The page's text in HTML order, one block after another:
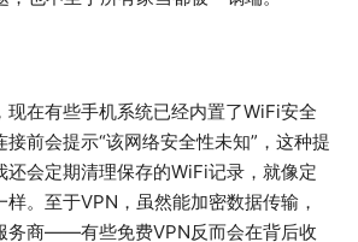
现在有些手机系统已经内置了WiFi安全
前会提示“该网络安全性未知”，这种提
还会定期清理保存的WiFi记录，就像定
。至于VPN，虽然能加密数据传输，
务商——有些免费VPN反而会在背后收